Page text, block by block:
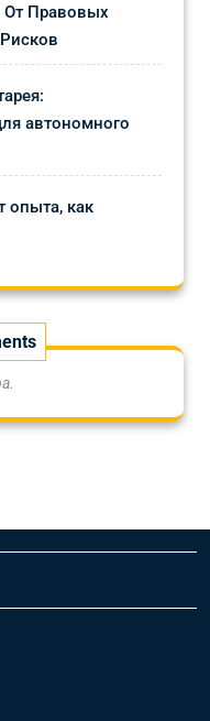
От Правовых
автономного
опыта, как